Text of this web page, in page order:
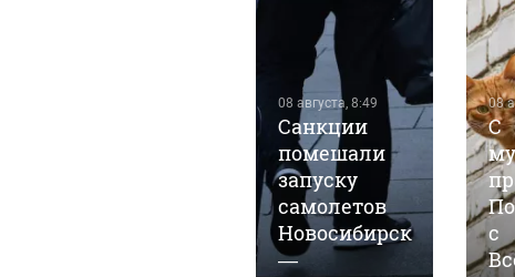
08 августа, 8:49
Санкции
помешали
запуску
самолетов
Новосибирск
—
08
С
с